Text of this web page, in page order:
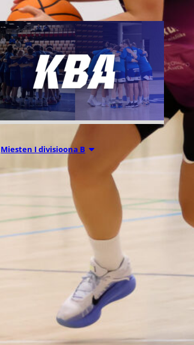
Miesten I divisioona B
KBA etsii
pelaajia sekä
miesten että
naisten
joukkueisiinsa